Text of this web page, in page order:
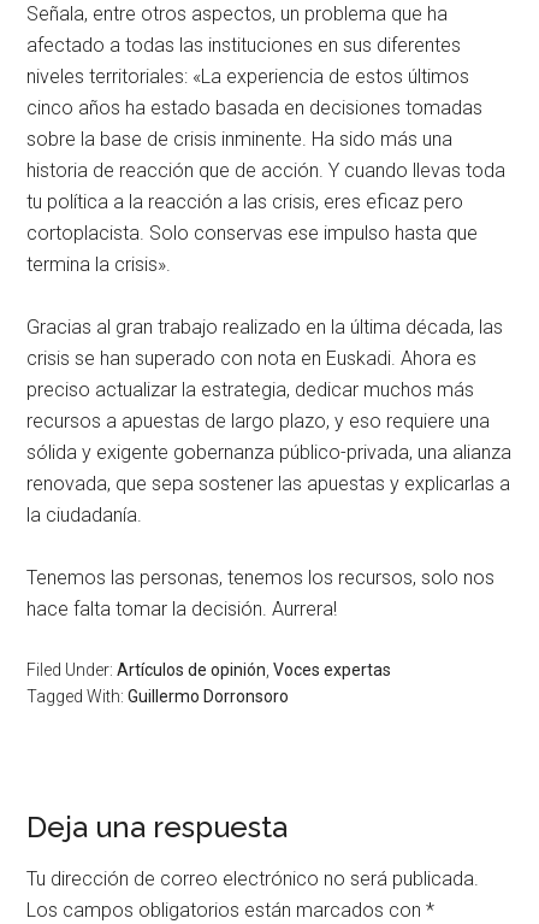
Señala, entre otros aspectos, un problema que ha
afectado a todas las instituciones en sus diferentes
niveles territoriales: «La experiencia de estos últimos
cinco años ha estado basada en decisiones tomadas
sobre la base de crisis inminente. Ha sido más una
historia de reacción que de acción. Y cuando llevas toda
tu política a la reacción a las crisis, eres eficaz pero
cortoplacista. Solo conservas ese impulso hasta que
termina la crisis».
Gracias al gran trabajo realizado en la última década, las
crisis se han superado con nota en Euskadi. Ahora es
preciso actualizar la estrategia, dedicar muchos más
recursos a apuestas de largo plazo, y eso requiere una
sólida y exigente gobernanza público-privada, una alianza
renovada, que sepa sostener las apuestas y explicarlas a
la ciudadanía.
Tenemos las personas, tenemos los recursos, solo nos
hace falta tomar la decisión. Aurrera!
Filed Under:Artículos de opinión ,Voces expertas
Tagged With:Guillermo Dorronsoro
Deja una respuesta
Tu dirección de correo electrónico no será publicada.
Los campos obligatorios están marcados con*